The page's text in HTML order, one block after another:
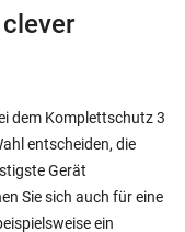
dem Komplettschutz 3
entscheiden, die
Gerät
Sie sich auch für eine
ein